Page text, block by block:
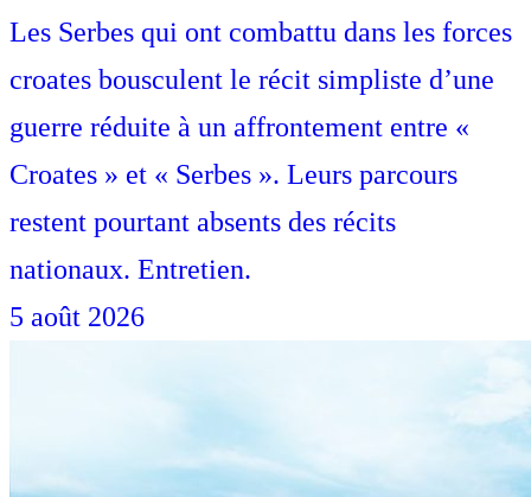
Les Serbes qui ont combattu dans les forces
croates bousculent le récit simpliste d’une
guerre réduite à un affrontement entre «
Croates » et « Serbes ». Leurs parcours
restent pourtant absents des récits
nationaux. Entretien.
5 août 2026